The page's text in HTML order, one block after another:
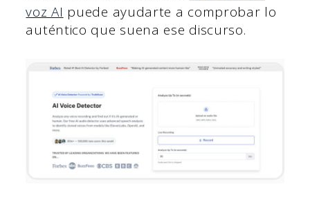
voz AI puede ayudarte a comprobar lo
auténtico que suena ese discurso.